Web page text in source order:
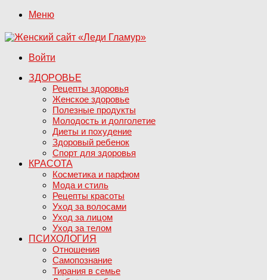
Меню
Войти
ЗДОРОВЬЕ
Рецепты здоровья
Женское здоровье
Полезные продукты
Молодость и долголетие
Диеты и похудение
Здоровый ребенок
Спорт для здоровья
КРАСОТА
Косметика и парфюм
Мода и стиль
Рецепты красоты
Уход за волосами
Уход за лицом
Уход за телом
ПСИХОЛОГИЯ
Отношения
Самопознание
Тирания в семье